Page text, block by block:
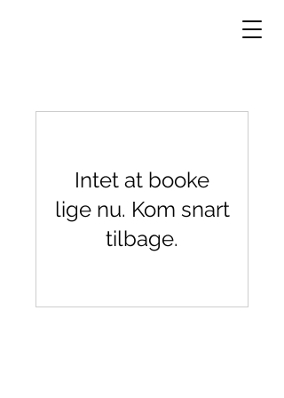
Intet at booke
lige nu. Kom snart
tilbage.